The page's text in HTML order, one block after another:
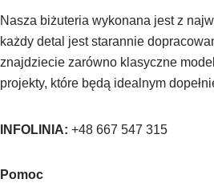
Nasza biżuteria wykonana jest z
każdy detal jest starannie
znajdziecie zarówno klasyczne
projekty, które będą idealnym
INFOLINIA: +48 667 547 315
Pomoc